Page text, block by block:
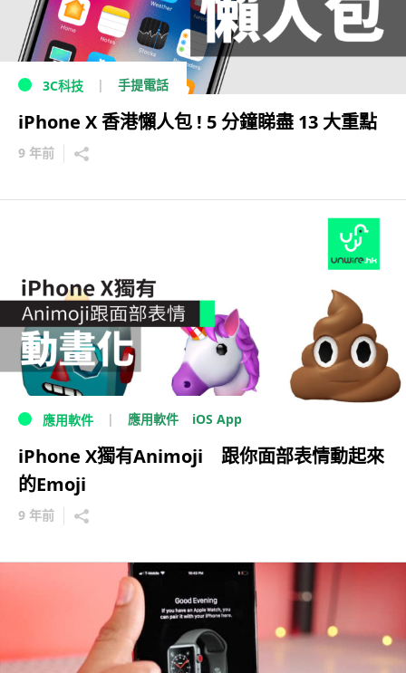
3C科技 手提電話
iPhone X 香港懶人包 ! 5 分鐘睇盡 13 大重點
9 年前
應用軟件 應用軟件 iOS App
iPhone X獨有Animoji 跟你面部表情動起來
的Emoji
9 年前